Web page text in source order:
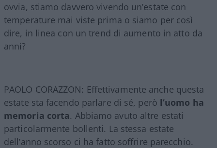
ovvia, stiamo davvero vivendo un’estate con
temperature mai viste prima o siamo per così
dire, in linea con un trend di aumento in atto da
anni?
PAOLO CORAZZON: Effettivamente anche questa
estate sta facendo parlare di sé, però l’uomo ha
memoria corta. Abbiamo avuto altre estati
particolarmente bollenti. La stessa estate
dell’anno scorso ci ha fatto soffrire parecchio.